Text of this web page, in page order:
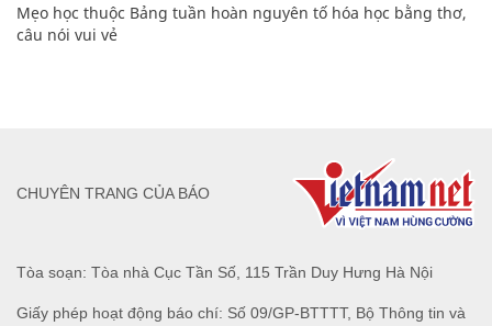
Mẹo học thuộc Bảng tuần hoàn nguyên tố hóa học bằng thơ,
câu nói vui vẻ
Tòa soạn: Tòa nhà Cục Tần Số, 115 Trần Duy Hưng Hà Nội
Giấy phép hoạt động báo chí: Số 09/GP-BTTTT, Bộ Thông tin và
CHUYÊN TRANG CỦA BÁO